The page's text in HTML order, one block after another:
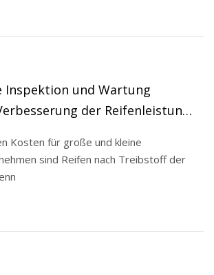
Inspektion und Wartung
der Reifenleistung
Kosten für große und kleine
sind Reifen nach Treibstoff der
Wenn